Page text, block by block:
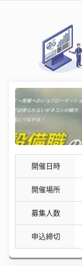
開催日時
開催場所
募集人数
申込締切